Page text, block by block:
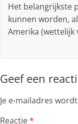
Het belangrijkste
kunnen worden,
Amerika (wettelijk
Geef een
Je e-mailadres
Reactie*